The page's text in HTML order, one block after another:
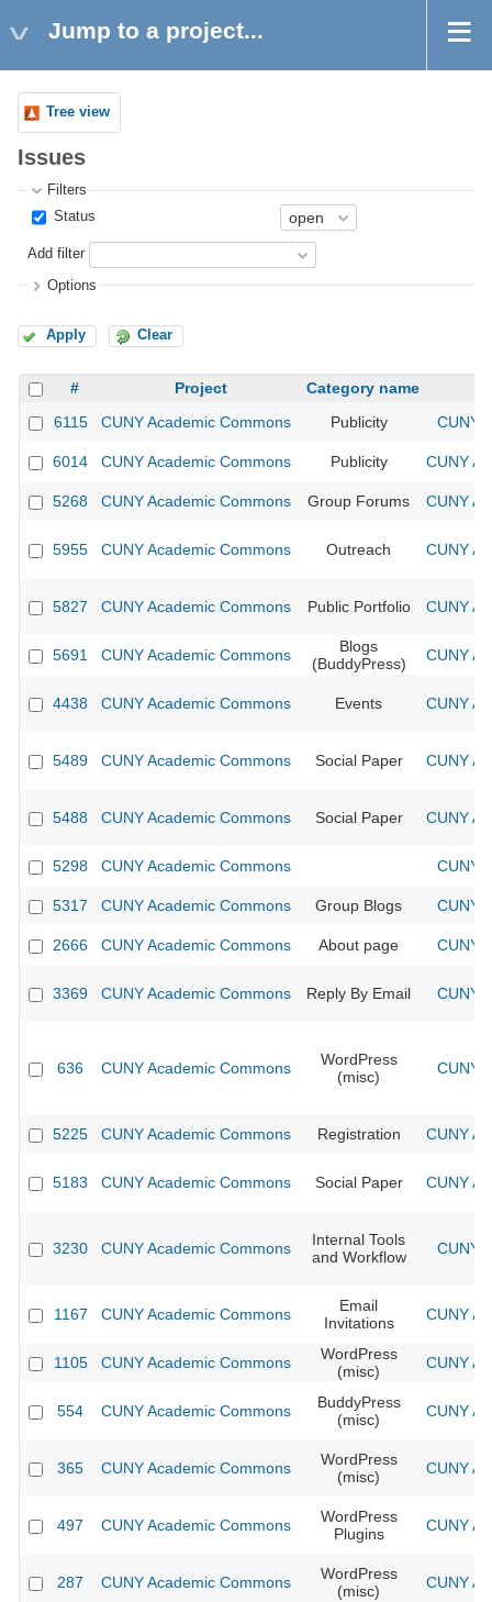
Jump to a project...
Tree view
Issues
Filters
Status
Add filter
Options
Apply Clear
# Project
Category name
6115
CUNY Academic Commons Publicity CUNY
6014 CUNY Academic Commons Publicity CUNY
5268 CUNY Academic Commons Group Forums CUNY
5955 CUNY Academic Commons Outreach CUNY
5827 CUNY Academic Commons Public Portfolio CUNY
5691 CUNY Academic Commons
Blogs
(BuddyPress)
CUNY
4438 CUNY Academic Commons Events CUNY
5489 CUNY Academic Commons Social Paper CUNY
5488 CUNY Academic Commons Social Paper CUNY
5298 CUNY Academic Commons CUNY
5317 CUNY Academic Commons Group Blogs CUNY
2666 CUNY Academic Commons About page CUNY
3369 CUNY Academic Commons Reply By Email CUNY
636 CUNY Academic Commons
WordPress
(misc)
CUNY
5225 CUNY Academic Commons Registration CUNY
5183 CUNY Academic Commons Social Paper CUNY
3230 CUNY Academic Commons
Internal Tools
and Workflow
CUNY
1167 CUNY Academic Commons
Email
Invitations
CUNY
1105 CUNY Academic Commons
WordPress
(misc)
CUNY
554 CUNY Academic Commons
BuddyPress
(misc)
CUNY
365 CUNY Academic Commons
WordPress
(misc)
CUNY
497 CUNY Academic Commons
WordPress
Plugins
CUNY
287 CUNY Academic Commons
WordPress
(misc)
CUNY